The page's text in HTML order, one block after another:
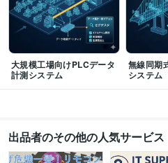
大規模工場向けPLCデータ
計測システム
無線同期
システム
出品者のその他の人気サービス